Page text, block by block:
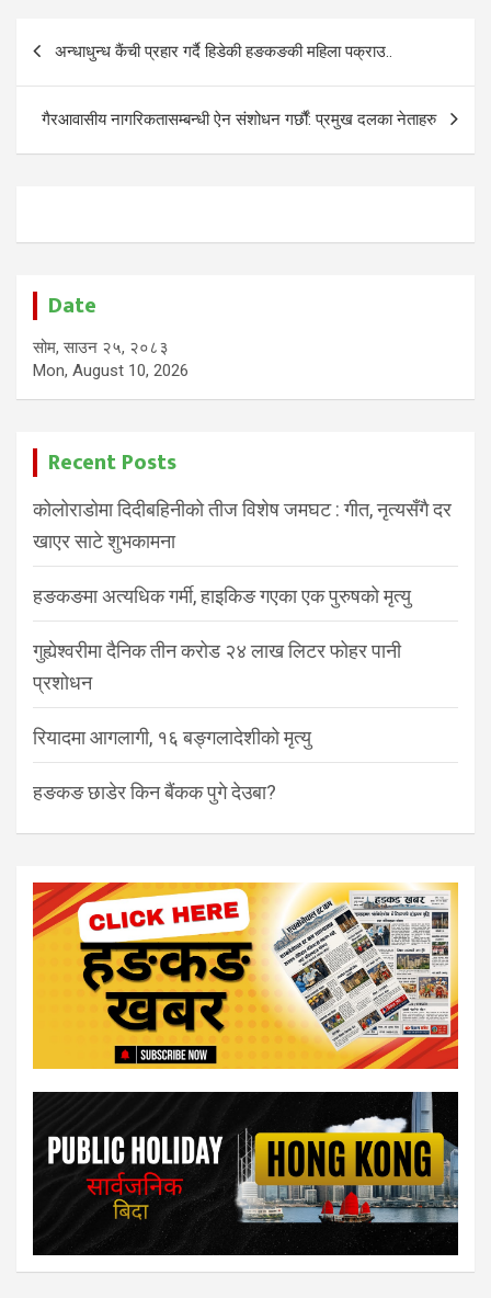
Post
navigation
अन्धाधुन्ध कैंची प्रहार गर्दै हिडेकी हङकङकी महिला पक्राउ..
गैरआवासीय नागरिकतासम्बन्धी ऐन संशोधन गर्छौं: प्रमुख दलका नेताहरु
Date
सोम, साउन २५, २०८३
Mon, August 10, 2026
Recent Posts
कोलोराडोमा दिदीबहिनीको तीज विशेष जमघट : गीत, नृत्यसँगै दर
खाएर साटे शुभकामना
हङकङमा अत्यधिक गर्मी, हाइकिङ गएका एक पुरुषको मृत्यु
गुह्येश्वरीमा दैनिक तीन करोड २४ लाख लिटर फोहर पानी
प्रशोधन
रियादमा आगलागी, १६ बङ्गलादेशीको मृत्यु
हङकङ छाडेर किन बैंकक पुगे देउबा?